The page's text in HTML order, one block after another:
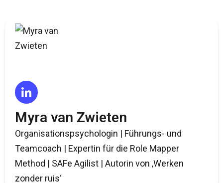
Myra van Zwieten
Organisationspsychologin | Führungs- und
Teamcoach | Expertin für die Role Mapper
Method | SAFe Agilist | Autorin von ‚Werken
zonder ruis‘